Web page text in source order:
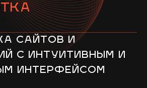
САЙТОВ И
С ИНТУИТИВНЫМ И
ИНТЕРФЕЙСОМ